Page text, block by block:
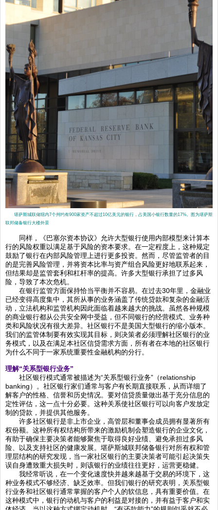
堪萨斯城联储辖内7个州约有900家资产不超过10亿美元的银行，占美国小银行数量的17%。图为堪萨斯
联邦储备银行大楼外景
同样，《巴塞尔资本协议》允许大型银行使用内部模型来计算本
行的风险权重以满足基于风险的资本要求。在一定程度上，这种规定
鼓励了银行在内部风险管理上进行更多投资。然而，尽管监管者的目
的是完善风险管理，并将资本比率与资产组合风险更好地联系起来，
但结果却是监管套利和杠杆率的提高。许多大型银行承担了过多风
险，导致了本次危机。
在银行监管方面保持恰当平衡并不容易。在过去30年里，金融业
已经变得高度集中，其所从事的业务涵盖了传统贷款和复杂的金融活
动，立法机构和监管机构因此面临着越来越大的挑战。虽然各种规模
的商业银行都从公共安全网中受益，但不同银行的经营模式、业务种
类和风险状况有很大差异。社区银行不是美国大型银行的缩小版本。
我们的监管体制要有效实现其目标，则决策者必须理解社区银行的业
务模式，以及在满足本社区信贷需求方面，所有者在本地的社区银行
为什么不同于一家系统重要性金融机构的分行。
理解“关系型银行业务”
社区银行模式通常被描述为“关系型银行业务”（relationship
banking）。社区银行家们通常与客户有长期直接联系，从而详细了
解客户的性格、信誉和历史情况。要对信贷质量做出基于充分信息的
定性评估，这一点十分必要。这种关系使社区银行可以向客户发放定
制的贷款，并提供其他服务。
许多社区银行是非上市企业，高管层和董事会成员拥有显著所有
权份额。这种所有权结构所带来的激励机制会塑造银行的企业文化，
有助于确保主要决策者能够聚焦于取得良好业绩、避免承担过多风
险、以及支持社区的健康发展。堪萨斯城联邦储备银行对所有权和管
理层结构的研究发现，当一家社区银行的主要决策者可能引起决策失
误自身遭致重大损失时，则该银行的业绩往往更好，运营更稳健。
我经常听说，在一个变化速度快并越来越基于交易的环境下，这
种业务模式不够经济、缺乏效率。但我们银行的研究表明，关系型银
行业务和社区银行通常掌握的客户个人的软信息，具有重要价值。在
这种模式中，银行的动机与客户的利益是对接的，并有益于客户和实